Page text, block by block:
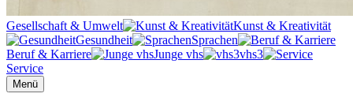
Gesellschaft & Umwelt
Kunst & Kreativität
Gesundheit
Sprachen
Beruf & Karriere
Junge vhs
vhs3
Service
Menü